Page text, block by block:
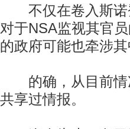
不仅在卷入斯诺
对于NSA监视其官
的政府可能也牵涉其
的确，从目前情
共享过情报。